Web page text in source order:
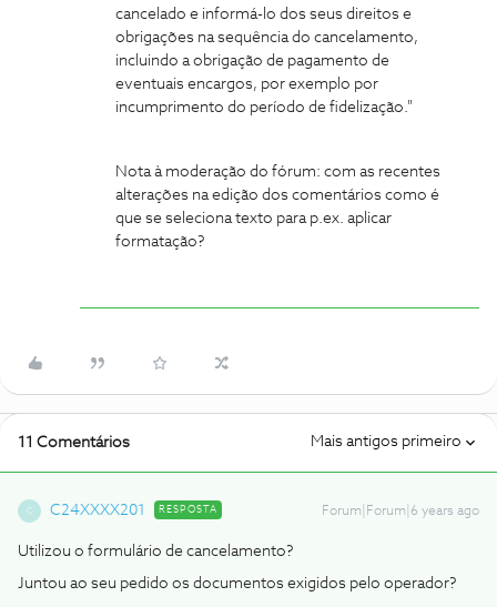
cancelado e informá-lo dos seus direitos e
obrigações na sequência do cancelamento,
incluindo a obrigação de pagamento de
eventuais encargos, por exemplo por
incumprimento do período de fidelização."
Nota à moderação do fórum: com as recentes
alterações na edição dos comentários como é
que se seleciona texto para p.ex. aplicar
formatação?
11 Comentários Mais antigos primeiro
C C24XXXX201 RESPOSTA Forum|Forum|6 years ago
Utilizou o formulário de cancelamento?
Juntou ao seu pedido os documentos exigidos pelo operador?